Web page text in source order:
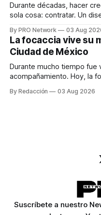
Durante décadas, hacer
sola cosa: contratar. Un
para los textos, alguien
para encontrar
llamadas y mensajes, y
By PRO Network 03 Aug
La focaccia vive su
Ciudad de México
Durante mucho tiempo fue
acompañamiento. Hoy, la
artesanal, ingredientes de
By Redacción 03 Aug 2026
Suscríbete a nuestro